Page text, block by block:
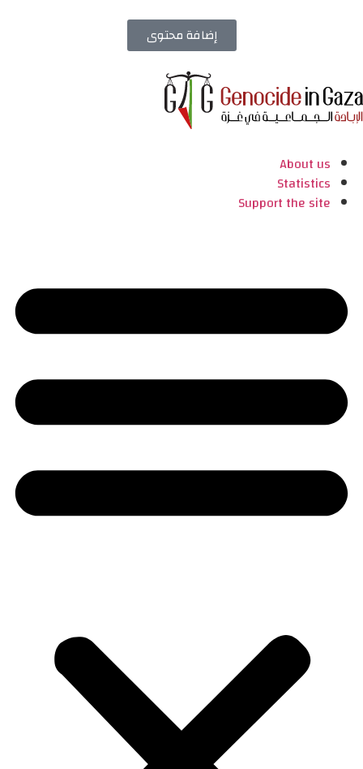
إضافة محتوى
About us
Statistics
Support the site